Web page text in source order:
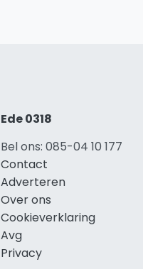
Ede 0318
Bel ons: 085-04 10 177
Contact
Adverteren
Over ons
Cookieverklaring
Avg
Privacy